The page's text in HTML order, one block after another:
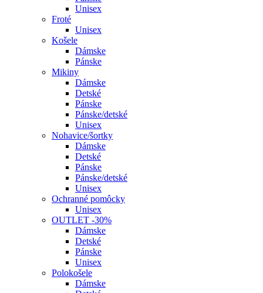
Unisex
Froté
Unisex
Košele
Dámske
Pánske
Mikiny
Dámske
Detské
Pánske
Pánske/detské
Unisex
Nohavice/šortky
Dámske
Detské
Pánske
Pánske/detské
Unisex
Ochranné pomôcky
Unisex
OUTLET -30%
Dámske
Detské
Pánske
Unisex
Polokošele
Dámske